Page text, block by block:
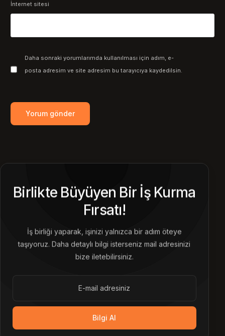
İnternet sitesi
Daha sonraki yorumlarımda kullanılması için adım, e-
posta adresim ve site adresim bu tarayıcıya kaydedilsin.
Birlikte Büyüyen Bir İş Kurma
Fırsatı!
İş birliği yaparak, işinizi yalnızca bir adım öteye
taşıyoruz. Daha detaylı bilgi isterseniz mail adresinizi
bize iletebilirsiniz.
Bilgi Al